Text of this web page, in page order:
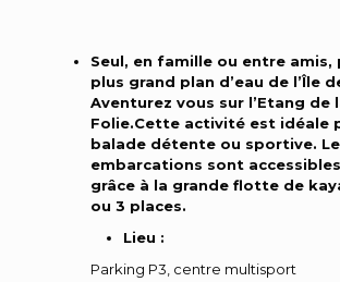
Seul, en famille ou entre amis,
plus grand plan d’eau de l’Île
Aventurez vous sur l’Etang de
Folie.Cette activité est idéale
balade détente ou sportive.
embarcations sont
grâce à la grande flotte de
ou 3 places.
Lieu :
Parking P3, centre multisport